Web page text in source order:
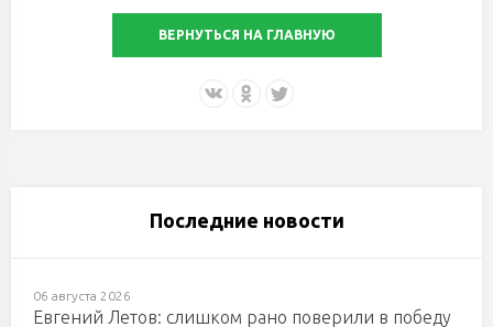
ВЕРНУТЬСЯ НА ГЛАВНУЮ
Последние новости
06 августа 2026
Евгений Летов: слишком рано поверили в победу